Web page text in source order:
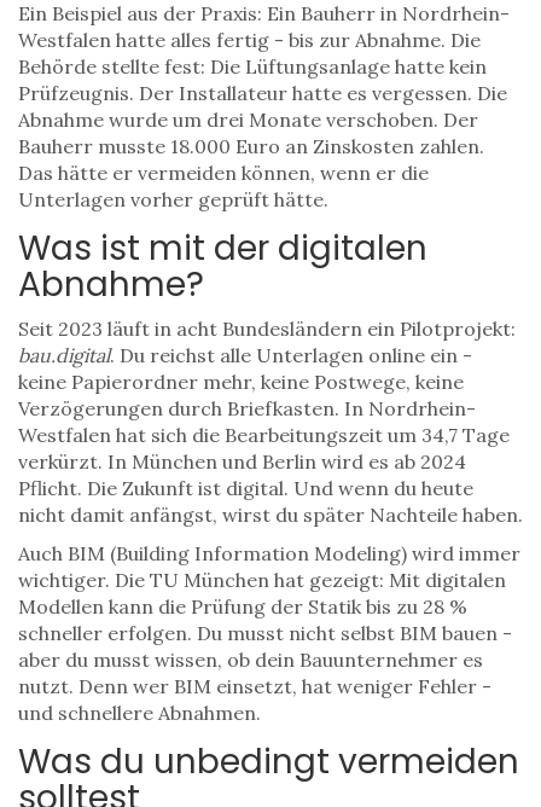
Ein Beispiel aus der Praxis: Ein Bauherr in Nordrhein-
Westfalen hatte alles fertig - bis zur Abnahme. Die
Behörde stellte fest: Die Lüftungsanlage hatte kein
Prüfzeugnis. Der Installateur hatte es vergessen. Die
Abnahme wurde um drei Monate verschoben. Der
Bauherr musste 18.000 Euro an Zinskosten zahlen.
Das hätte er vermeiden können, wenn er die
Unterlagen vorher geprüft hätte.
Was ist mit der digitalen
Abnahme?
Seit 2023 läuft in acht Bundesländern ein Pilotprojekt:
bau.digital. Du reichst alle Unterlagen online ein -
keine Papierordner mehr, keine Postwege, keine
Verzögerungen durch Briefkasten. In Nordrhein-
Westfalen hat sich die Bearbeitungszeit um 34,7 Tage
verkürzt. In München und Berlin wird es ab 2024
Pflicht. Die Zukunft ist digital. Und wenn du heute
nicht damit anfängst, wirst du später Nachteile haben.
Auch BIM (Building Information Modeling) wird immer
wichtiger. Die TU München hat gezeigt: Mit digitalen
Modellen kann die Prüfung der Statik bis zu 28 %
schneller erfolgen. Du musst nicht selbst BIM bauen -
aber du musst wissen, ob dein Bauunternehmer es
nutzt. Denn wer BIM einsetzt, hat weniger Fehler -
und schnellere Abnahmen.
Was du unbedingt vermeiden